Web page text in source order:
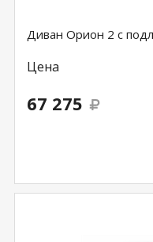
Диван Орион 2 с
Цена
67 275